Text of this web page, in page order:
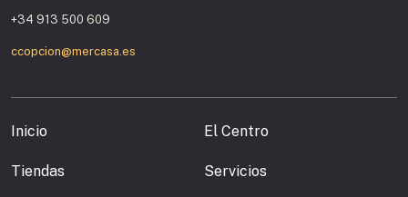
+34 913 500 609
ccopcion@mercasa.es
Inicio El Centro
Tiendas Servicios